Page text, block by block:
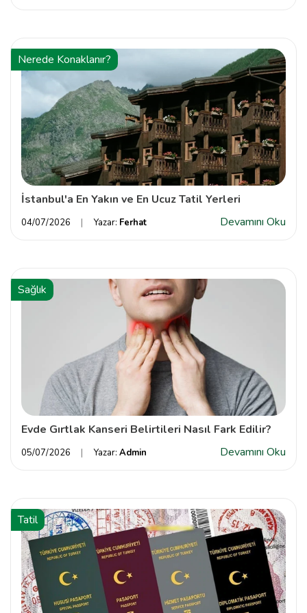
Nerede Konaklanır?
İstanbul'a En Yakın ve En Ucuz Tatil Yerleri
04/07/2026 Yazar: Ferhat Devamını Oku
Sağlık
Evde Gırtlak Kanseri Belirtileri Nasıl Fark Edilir?
05/07/2026 Yazar: Admin Devamını Oku
Tatil